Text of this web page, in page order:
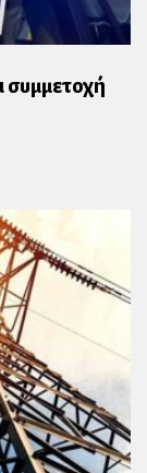
συμμετοχή